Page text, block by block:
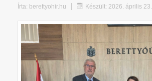
Írta: berettyohir.hu Készült: 2026. április 23.